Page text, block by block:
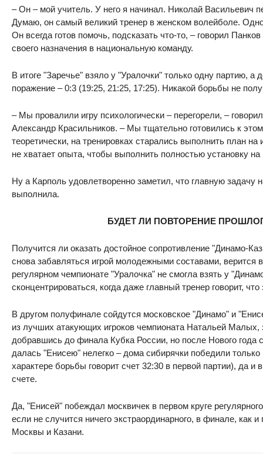
– Он – мой учитель. У него я начинал. Николай Васильевич
Думаю, он самый великий тренер в женском волейболе.
Он всегда готов помочь, подсказать что-то, – говорил
своего назначения в национальную команду.
В итоге "Заречье" взяло у "Уралочки" только одну партию,
поражение – 0:3 (19:25, 21:25, 17:25). Никакой борьбы не
– Мы провалили игру психологически – перегорели, –
Александр Красильников. – Мы тщательно готовились к
теоретически, на тренировках старались выполнить план
не хватает опыта, чтобы выполнить полностью установку на
Ну а Карполь удовлетворенно заметил, что главную задачу
выполнила.
БУДЕТ ЛИ ПОВТОРЕНИЕ
Получится ли оказать достойное сопротивление "Динамо-
снова забавляться игрой молодежными составами, верится
регулярном чемпионате "Уралочка" не смогла взять у
сконцентрироваться, когда даже главный тренер говорит,
В другом полуфинале сойдутся московское "Динамо" и
из лучших атакующих игроков чемпионата Натальей Малых,
добравшись до финала Кубка России, но после Нового
далась "Енисею" нелегко – дома сибирячки победили
характере борьбы говорит счет 32:30 в первой партии), да и
счете.
Да, "Енисей" побеждал москвичек в первом круге
если не случится ничего экстраординарного, в финале, как
Москвы и Казани.